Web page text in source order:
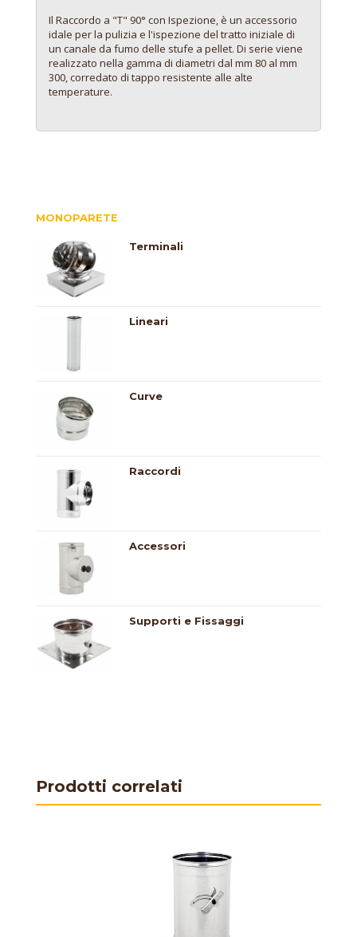
Il Raccordo a "T" 90° con Ispezione, è un accessorio
idale per la pulizia e l'ispezione del tratto iniziale di
un canale da fumo delle stufe a pellet. Di serie viene
realizzato nella gamma di diametri dal mm 80 al mm
300, corredato di tappo resistente alle alte
temperature.
MONOPARETE
Terminali
Lineari
Curve
Raccordi
Accessori
Supporti e Fissaggi
Prodotti correlati